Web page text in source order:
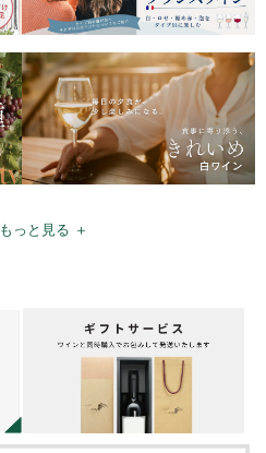
っと見る ＋